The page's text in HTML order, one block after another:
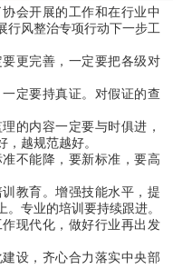
会开展的工作和在行业中
行风整治专项行动下一步工
更完善，一定要把各级对
定要持真证。对假证的查
的内容一定要与时俱进，
越规范越好。
不能降，要新标准，要高
教育。增强技能水平，提
专业的培训要持续跟进。
现代化，做好行业再出发
设，齐心合力落实中央部